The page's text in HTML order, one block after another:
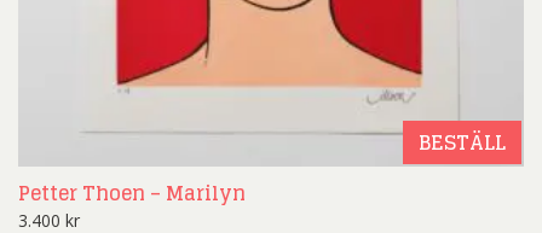
BESTÄLL
Petter Thoen – Marilyn
3.400 kr